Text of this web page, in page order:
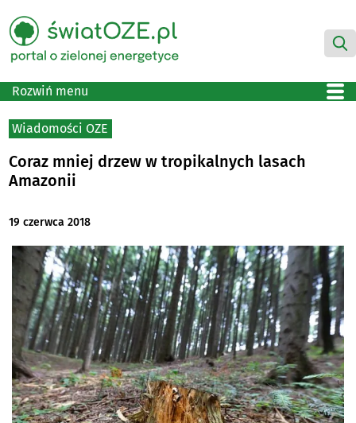
Rozwiń menu
Wiadomości OZE
Coraz mniej drzew w tropikalnych lasach
Amazonii
19 czerwca 2018